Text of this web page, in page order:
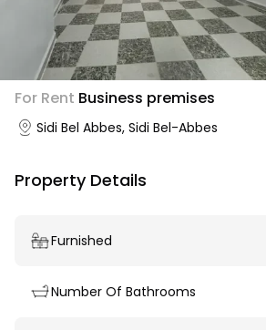
For Rent Business premises
Sidi Bel Abbes, Sidi Bel-Abbes
Property Details
Furnished
Number Of Bathrooms